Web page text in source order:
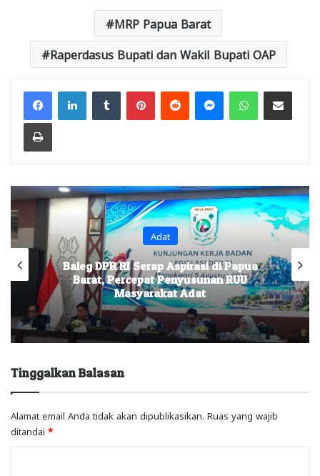
MRP Papua Barat
Raperdasus Bupati dan Wakil Bupati OAP
FacebookLinkedInTumblr PinterestReddit MessengerWhatsAppShare via Email
Print
Adat
Baleg DPR RI Serap Aspirasi di Papua
Barat, Percepat Penyusunan RUU
Masyarakat Adat
Tinggalkan Balasan
Alamat email Anda tidak akan dipublikasikan. Ruas yang wajib
ditandai *